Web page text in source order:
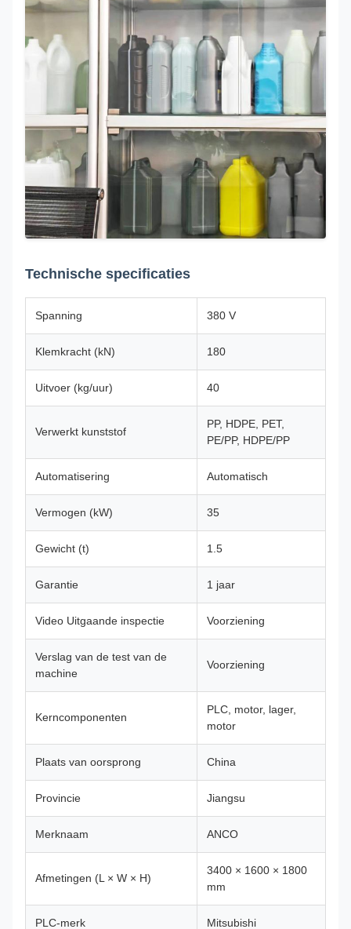
Technische specificaties
Spanning 380 V
Klemkracht (kN) 180
Uitvoer (kg/uur) 40
Verwerkt kunststof
PP, HDPE, PET,
PE/PP, HDPE/PP
Automatisering Automatisch
Vermogen (kW) 35
Gewicht (t) 1.5
Garantie 1 jaar
Video Uitgaande inspectie Voorziening
Verslag van de test van de
machine
Voorziening
Kerncomponenten
PLC, motor, lager,
motor
Plaats van oorsprong China
Provincie Jiangsu
Merknaam ANCO
Afmetingen (L × W × H)
3400 × 1600 × 1800
mm
PLC-merk Mitsubishi